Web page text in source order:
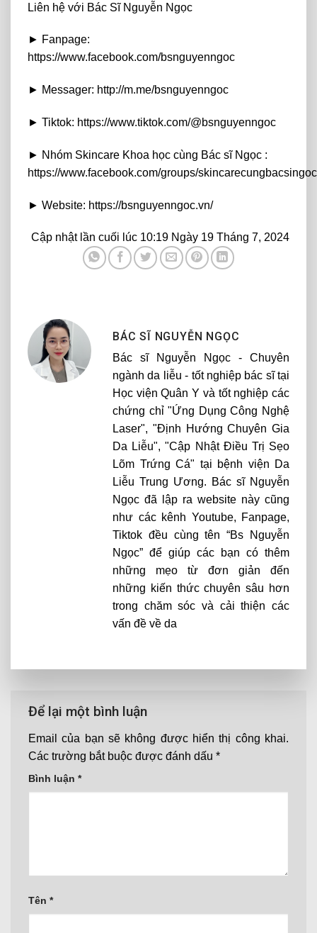
Liên hệ với Bác Sĩ Nguyễn Ngọc
► Fanpage:
https://www.facebook.com/bsnguyenngoc
► Messager: http://m.me/bsnguyenngoc
► Tiktok: https://www.tiktok.com/@bsnguyenngoc
► Nhóm Skincare Khoa học cùng Bác sĩ Ngọc :
https://www.facebook.com/groups/skincarecungbacsingoc
► Website: https://bsnguyenngoc.vn/
Cập nhật lần cuối lúc 10:19 Ngày 19 Tháng 7, 2024
BÁC SĨ NGUYỄN NGỌC
Bác sĩ Nguyễn Ngọc - Chuyên
ngành da liễu - tốt nghiệp bác sĩ tại
Học viện Quân Y và tốt nghiệp các
chứng chỉ "Ứng Dụng Công Nghệ
Laser", "Định Hướng Chuyên Gia
Da Liễu", "Cập Nhật Điều Trị Sẹo
Lõm Trứng Cá" tại bệnh viện Da
Liễu Trung Ương. Bác sĩ Nguyễn
Ngọc đã lập ra website này cũng
như các kênh Youtube, Fanpage,
Tiktok đều cùng tên “Bs Nguyễn
Ngọc” để giúp các bạn có thêm
những mẹo từ đơn giản đến
những kiến thức chuyên sâu hơn
trong chăm sóc và cải thiện các
vấn đề về da
Để lại một bình luận
Email của bạn sẽ không được hiển thị công khai.
Các trường bắt buộc được đánh dấu *
Bình luận *
Tên *